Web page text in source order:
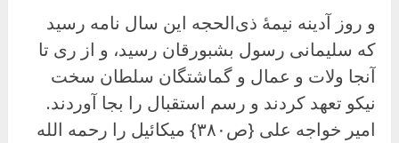
و روز آدینه نیمهٔ ذی‌الحجه این سال نامه رسید
که سلیمانی رسول بشبورقان رسید، و از ری تا
آنجا ولات و عمال و گماشتگان سلطان سخت
نیکو تعهد کردند و رسم استقبال را بجا آوردند.
امیر خواجه على {ص۳۸۰} میکائیل را رحمه الله